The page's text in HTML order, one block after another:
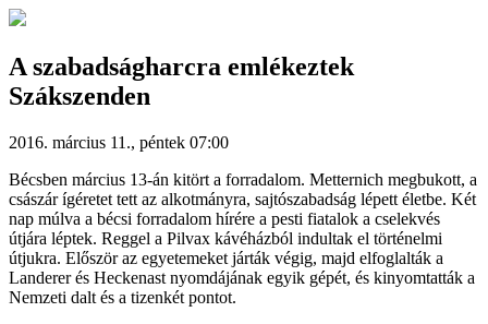
A szabadságharcra emlékeztek
Szákszenden
2016. március 11., péntek 07:00
Bécsben március 13-án kitört a forradalom. Metternich megbukott, a
császár ígéretet tett az alkotmányra, sajtószabadság lépett életbe. Két
nap múlva a bécsi forradalom hírére a pesti fiatalok a cselekvés
útjára léptek. Reggel a Pilvax kávéházból indultak el történelmi
útjukra. Először az egyetemeket járták végig, majd elfoglalták a
Landerer és Heckenast nyomdájának egyik gépét, és kinyomtatták a
Nemzeti dalt és a tizenkét pontot.